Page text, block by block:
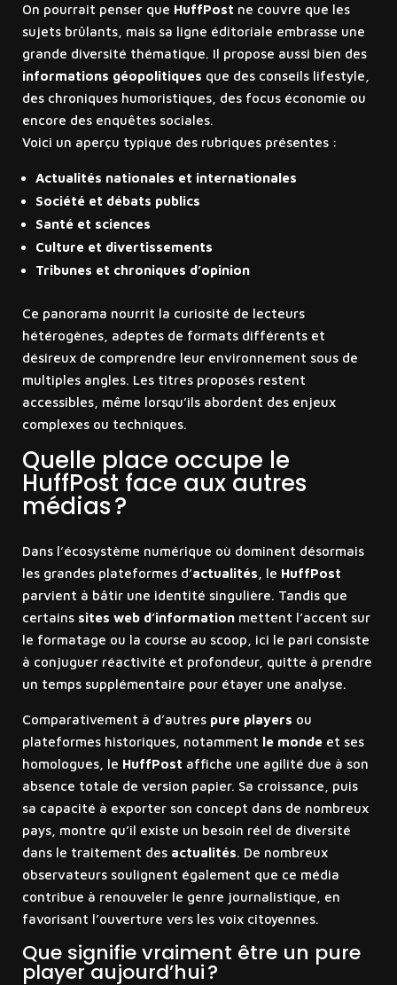
On pourrait penser que HuffPost ne couvre que les
sujets brûlants, mais sa ligne éditoriale embrasse une
grande diversité thématique. Il propose aussi bien des
informations géopolitiques que des conseils lifestyle,
des chroniques humoristiques, des focus économie ou
encore des enquêtes sociales.
Voici un aperçu typique des rubriques présentes :
Actualités nationales et internationales
Société et débats publics
Santé et sciences
Culture et divertissements
Tribunes et chroniques d’opinion
Ce panorama nourrit la curiosité de lecteurs
hétérogènes, adeptes de formats différents et
désireux de comprendre leur environnement sous de
multiples angles. Les titres proposés restent
accessibles, même lorsqu’ils abordent des enjeux
complexes ou techniques.
Quelle place occupe le
HuffPost face aux autres
médias ?
Dans l’écosystème numérique où dominent désormais
les grandes plateformes d’actualités , le HuffPost
parvient à bâtir une identité singulière. Tandis que
certains sites web d’informationmettent l’accent sur
le formatage ou la course au scoop, ici le pari consiste
à conjuguer réactivité et profondeur, quitte à prendre
un temps supplémentaire pour étayer une analyse.
Comparativement à d’autres pure players ou
plateformes historiques, notamment le mondeet ses
homologues, le HuffPost affiche une agilité due à son
absence totale de version papier. Sa croissance, puis
sa capacité à exporter son concept dans de nombreux
pays, montre qu’il existe un besoin réel de diversité
dans le traitement des actualités. De nombreux
observateurs soulignent également que ce média
contribue à renouveler le genre journalistique, en
favorisant l’ouverture vers les voix citoyennes.
Que signifie vraiment être un pure
player aujourd’hui ?